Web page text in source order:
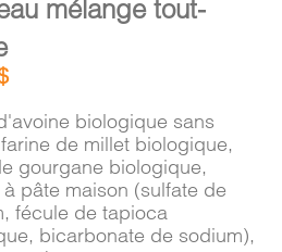
mélange tout-
biologique sans
de millet biologique,
gourgane biologique,
pâte maison (sulfate de
fécule de tapioca
bicarbonate de sodium),